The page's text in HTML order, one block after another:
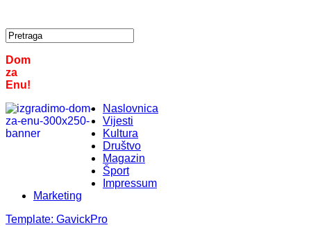
Dom
za
Enu!
Naslovnica
Vijesti
Kultura
Društvo
Magazin
Šport
Impressum
Marketing
Template: GavickPro